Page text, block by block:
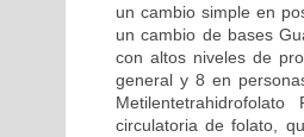
un cambio simple en
un cambio de bases
con altos niveles de
general y 8 en
circulatoria de folato,